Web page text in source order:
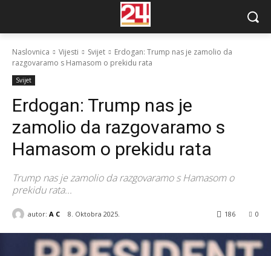
Naslovnica Vijesti Svijet
Erdogan: Trump nas je zamolio da
razgovaramo s Hamasom o prekidu rata
Svijet
Erdogan: Trump nas je
zamolio da razgovaramo s
Hamasom o prekidu rata
Trump nas je zamolio da razgovaramo s Hamasom o
prekidu rata...
autor: A C 8. Oktobra 2025. 0
186